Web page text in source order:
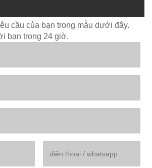
cầu của bạn trong mẫu dưới đây.
bạn trong 24 giờ.